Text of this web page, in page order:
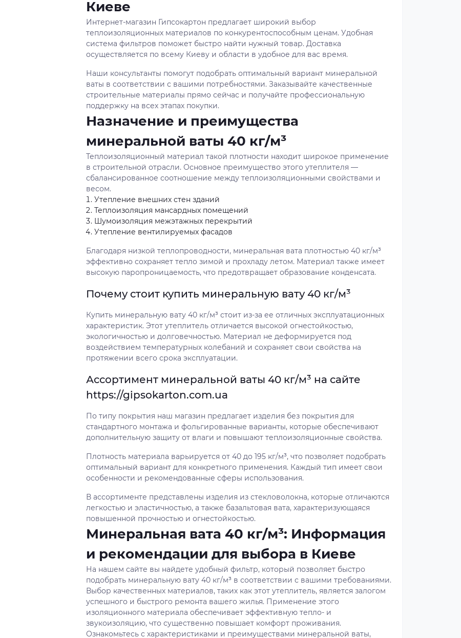
Киеве
Интернет-магазин Гипсокартон предлагает широкий выбор
теплоизоляционных материалов по конкурентоспособным ценам. Удобная
система фильтров поможет быстро найти нужный товар. Доставка
осуществляется по всему Киеву и области в удобное для вас время.
Наши консультанты помогут подобрать оптимальный вариант минеральной
ваты в соответствии с вашими потребностями. Заказывайте качественные
строительные материалы прямо сейчас и получайте профессиональную
поддержку на всех этапах покупки.
Назначение и преимущества
минеральной ваты 40 кг/м³
Теплоизоляционный материал такой плотности находит широкое применение
в строительной отрасли. Основное преимущество этого утеплителя —
сбалансированное соотношение между теплоизоляционными свойствами и
весом.
Утепление внешних стен зданий
Теплоизоляция мансардных помещений
Шумоизоляция межэтажных перекрытий
Утепление вентилируемых фасадов
Благодаря низкой теплопроводности, минеральная вата плотностью 40 кг/м³
эффективно сохраняет тепло зимой и прохладу летом. Материал также имеет
высокую паропроницаемость, что предотвращает образование конденсата.
Почему стоит купить минеральную вату 40 кг/м³
Купить минеральную вату 40 кг/м³ стоит из-за ее отличных эксплуатационных
характеристик. Этот утеплитель отличается высокой огнестойкостью,
экологичностью и долговечностью. Материал не деформируется под
воздействием температурных колебаний и сохраняет свои свойства на
протяжении всего срока эксплуатации.
Ассортимент минеральной ваты 40 кг/м³ на сайте
https://gipsokarton.com.ua
По типу покрытия наш магазин предлагает изделия без покрытия для
стандартного монтажа и фольгированные варианты, которые обеспечивают
дополнительную защиту от влаги и повышают теплоизоляционные свойства.
Плотность материала варьируется от 40 до 195 кг/м³, что позволяет подобрать
оптимальный вариант для конкретного применения. Каждый тип имеет свои
особенности и рекомендованные сферы использования.
В ассортименте представлены изделия из стекловолокна, которые отличаются
легкостью и эластичностью, а также базальтовая вата, характеризующаяся
повышенной прочностью и огнестойкостью.
Минеральная вата 40 кг/м³: Информация
и рекомендации для выбора в Киеве
На нашем сайте вы найдете удобный фильтр, который позволяет быстро
подобрать минеральную вату 40 кг/м³ в соответствии с вашими требованиями.
Выбор качественных материалов, таких как этот утеплитель, является залогом
успешного и быстрого ремонта вашего жилья. Применение этого
изоляционного материала обеспечивает эффективную тепло- и
звукоизоляцию, что существенно повышает комфорт проживания.
Ознакомьтесь с характеристиками и преимуществами минеральной ваты,